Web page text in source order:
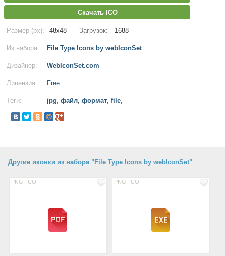
Скачать ICO
Размер (px): 48x48 Загрузок: 1688
Из набора: File Type Icons by webIconSet
Дизайнер: WebIconSet.com
Лицензия: Free
Теги: jpg, файл, формат, file,
Другие иконки из набора "File Type Icons by webIconSet"
PNG ICO PNG ICO